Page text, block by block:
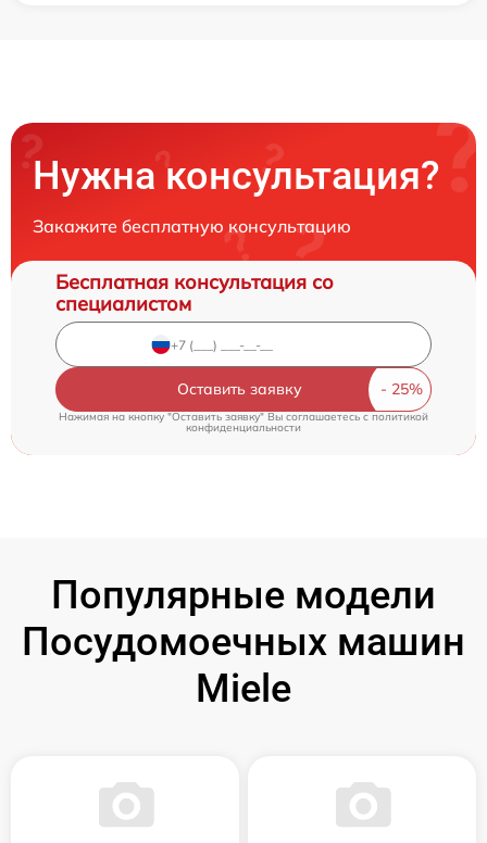
Нужна консультация?
Закажите бесплатную консультацию
Бесплатная консультация со
специалистом
Оставить заявку
Нажимая на кнопку "Оставить заявку" Вы соглашаетесь cполитикой
конфиденциальности
Популярные модели
Посудомоечных машин
Miele